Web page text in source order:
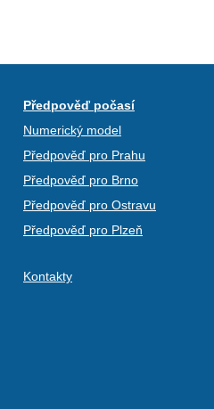
Předpověď počasí
Numerický model
Předpověď pro Prahu
Předpověď pro Brno
Předpověď pro Ostravu
Předpověď pro Plzeň
Kontakty